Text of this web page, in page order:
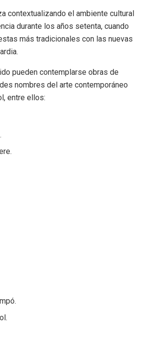
contextualizando el ambiente cultural
durante los años setenta, cuando
más tradicionales con las nuevas
pueden contemplarse obras de
nombres del arte contemporáneo
entre ellos: